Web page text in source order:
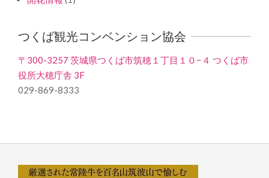
つくば観光コンベンション協会
〒300-3257 茨城県つくば市筑穂１丁目１０−４ つくば市
役所大穂庁舎 3F
029-869-8333